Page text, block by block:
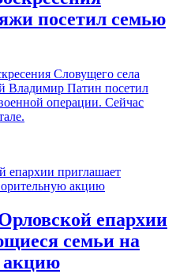
посетил семью
Словущего села
Владимир Патин посетил
операции. Сейчас
епархии
семьи на
акцию